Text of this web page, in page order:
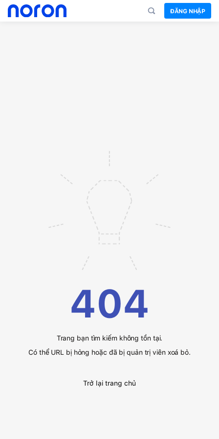
ĐĂNG NHẬP
404
Trang bạn tìm kiếm không tồn tại.
Có thể URL bị hỏng hoặc đã bị quản trị viên xoá bỏ.
Trở lại trang chủ